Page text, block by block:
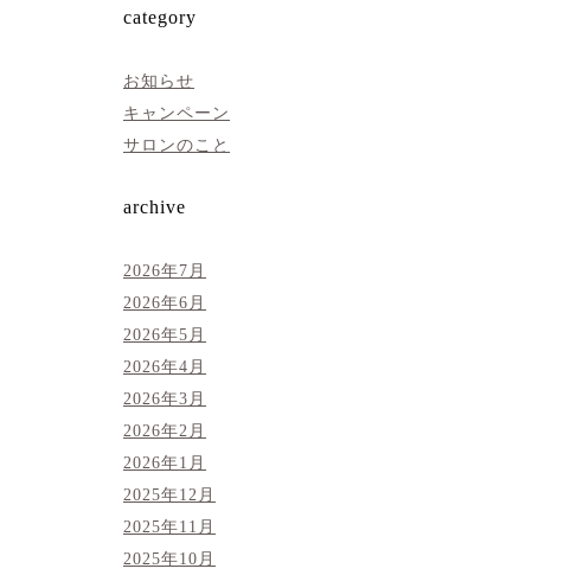
category
お知らせ
キャンペーン
サロンのこと
archive
2026年7月
2026年6月
2026年5月
2026年4月
2026年3月
2026年2月
2026年1月
2025年12月
2025年11月
2025年10月